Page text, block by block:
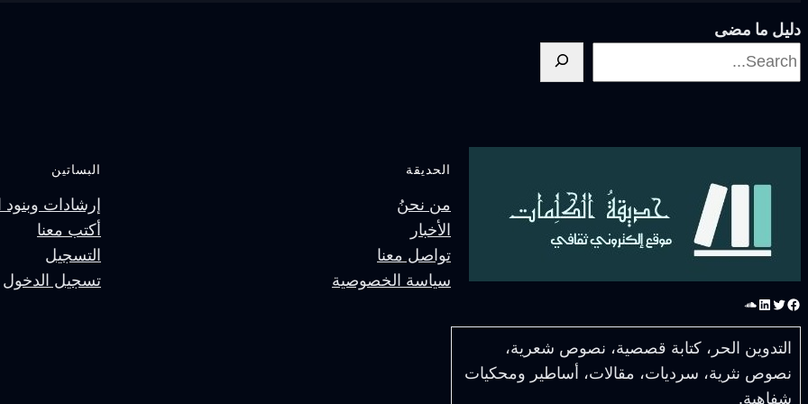
دليل ما مضى
فيسبوك تويتر لينكد إن ساوند كلاود
التدوين الحر، كتابة قصصية، نصوص شعرية،
نصوص نثرية، سرديات، مقالات، أساطير ومحكيات
شفاهية.
الحديقة
من نحنُ
الأخبار
تواصل معنا
سياسة الخصوصية
البساتين
إرشادات وبنود
أكتب معنا
التسجيل
تسجيل الدخول